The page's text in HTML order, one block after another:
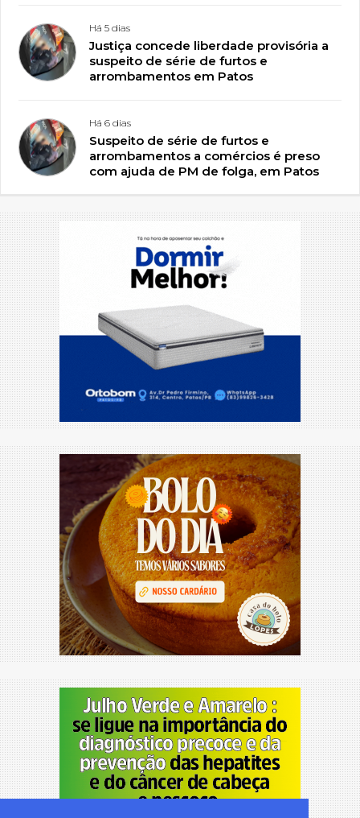
Há 5 dias
Justiça concede liberdade provisória a
suspeito de série de furtos e
arrombamentos em Patos
Há 6 dias
Suspeito de série de furtos e
arrombamentos a comércios é preso
com ajuda de PM de folga, em Patos